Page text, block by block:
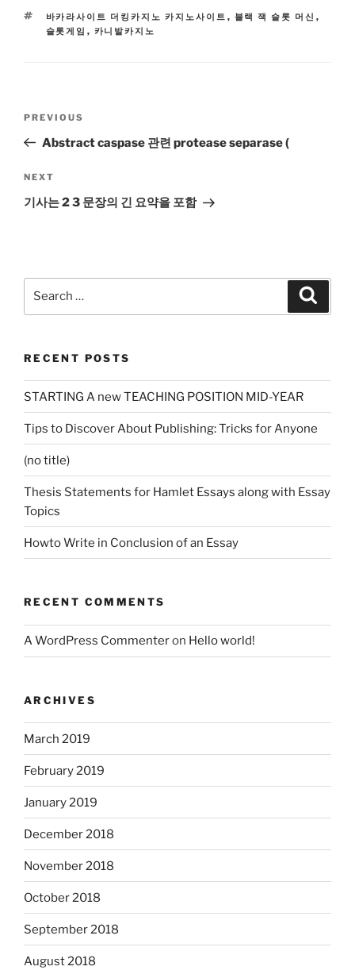
TAGS
바카라사이트 더킹카지노 카지노사이트 , 블랙 잭 슬롯 머신 ,
슬롯게임 , 카니발카지노
Previous
Post
PREVIOUS
Abstract caspase 관련 protease separase (
Next
Post
NEXT
기사는 2 3 문장의 긴 요약을 포함
RECENT POSTS
STARTING A new TEACHING POSITION MID-YEAR
Tips to Discover About Publishing: Tricks for Anyone
(no title)
Thesis Statements for Hamlet Essays along with Essay
Topics
Howto Write in Conclusion of an Essay
RECENT COMMENTS
A WordPress Commenteron Hello world!
ARCHIVES
March 2019
February 2019
January 2019
December 2018
November 2018
October 2018
September 2018
August 2018